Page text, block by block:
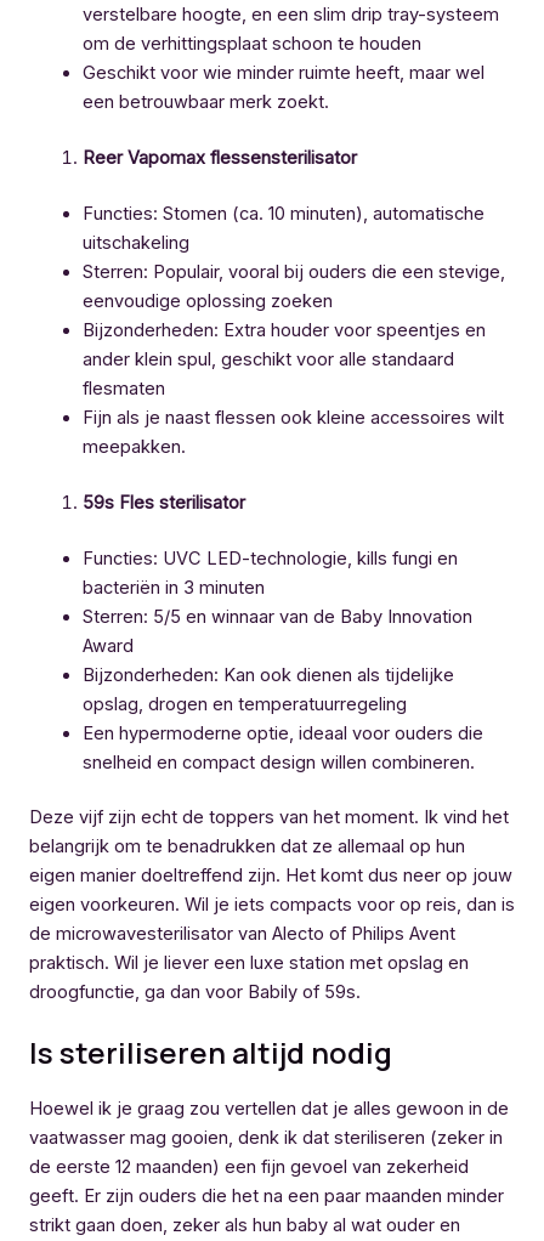
verstelbare hoogte, en een slim drip tray-systeem
om de verhittingsplaat schoon te houden
Geschikt voor wie minder ruimte heeft, maar wel
een betrouwbaar merk zoekt.
Reer Vapomax flessensterilisator
Functies: Stomen (ca. 10 minuten), automatische
uitschakeling
Sterren: Populair, vooral bij ouders die een stevige,
eenvoudige oplossing zoeken
Bijzonderheden: Extra houder voor speentjes en
ander klein spul, geschikt voor alle standaard
flesmaten
Fijn als je naast flessen ook kleine accessoires wilt
meepakken.
59s Fles sterilisator
Functies: UVC LED-technologie, kills fungi en
bacteriën in 3 minuten
Sterren: 5/5 en winnaar van de Baby Innovation
Award
Bijzonderheden: Kan ook dienen als tijdelijke
opslag, drogen en temperatuurregeling
Een hypermoderne optie, ideaal voor ouders die
snelheid en compact design willen combineren.
Deze vijf zijn echt de toppers van het moment. Ik vind het
belangrijk om te benadrukken dat ze allemaal op hun
eigen manier doeltreffend zijn. Het komt dus neer op jouw
eigen voorkeuren. Wil je iets compacts voor op reis, dan is
de microwavesterilisator van Alecto of Philips Avent
praktisch. Wil je liever een luxe station met opslag en
droogfunctie, ga dan voor Babily of 59s.
Is steriliseren altijd nodig
Hoewel ik je graag zou vertellen dat je alles gewoon in de
vaatwasser mag gooien, denk ik dat steriliseren (zeker in
de eerste 12 maanden) een fijn gevoel van zekerheid
geeft. Er zijn ouders die het na een paar maanden minder
strikt gaan doen, zeker als hun baby al wat ouder en